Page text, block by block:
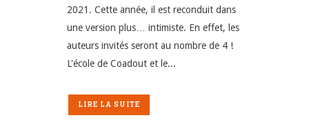
2021. Cette année, il est reconduit dans
une version plus… intimiste. En effet, les
auteurs invités seront au nombre de 4 !
L'école de Coadout et le...
LIRE LA SUITE